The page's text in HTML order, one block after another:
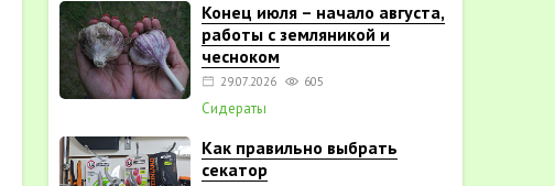
Конец июля – начало августа,
работы с земляникой и
чесноком
29.07.2026 605
Сидераты
Как правильно выбрать
секатор